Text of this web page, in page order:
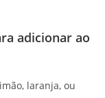
adicionar ao
laranja, ou